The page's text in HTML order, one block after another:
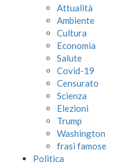
Attualità
Ambiente
Cultura
Economia
Salute
Covid-19
Censurato
Scienza
Elezioni
Trump
Washington
frasi famose
Politica